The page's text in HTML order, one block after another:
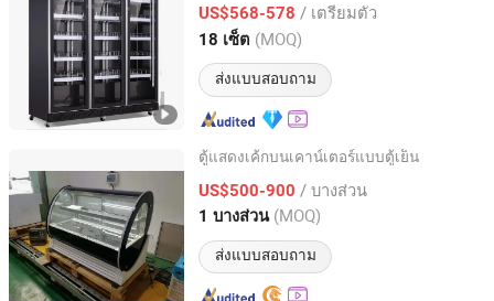
US$568-578 / เตรียมตัว
18 เซ็ต (MOQ)
ส่งแบบสอบถาม
Guangdong, China อัตราจาก 2023
ตู้แสดงเค้กบนเคาน์เตอร์แบบตู้เย็น
US$500-900 / บางส่วน
1 บางส่วน (MOQ)
ส่งแบบสอบถาม
Foshan Sharecool Refrigeration Equipment Co., Ltd.
Guangdong, China อัตราจาก 2018